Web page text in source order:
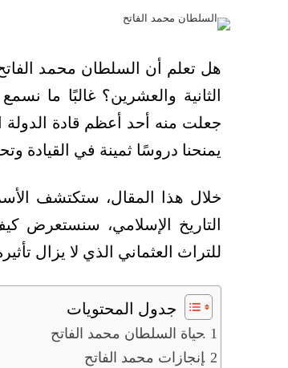
هل تعلم أن السلطان محمد
الثانية والعشرين؟ غالبًا ما
جعلت منه أحد أعظم قادة الدولة
يمنحنا دروسًا ثمينة في القيادة
خلال هذا المقال، ستكتشف
التاريخ الإسلامي،
للتراث العثماني الذي لا يزال
جدول المحتويات
حياة السلطان محمد الفاتح
إنجازات محمد الفاتح